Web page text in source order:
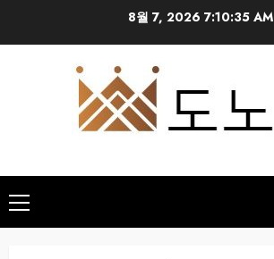
8월 7, 2026 7:10:36 AM
Primary
Menu